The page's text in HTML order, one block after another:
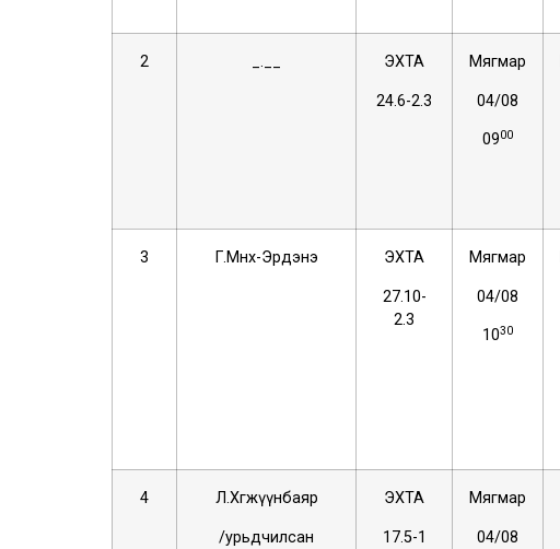
2 _.__ ЭХТА
24.6-2.3
Мягмар
04/08
0900
3 Г.Мөнх-Эрдэнэ ЭХТА
27.10-
2.3
Мягмар
04/08
1030
4 Л.Хөгжүүнбаяр
/урьдчилсан
ЭХТА
17.5-1
Мягмар
04/08